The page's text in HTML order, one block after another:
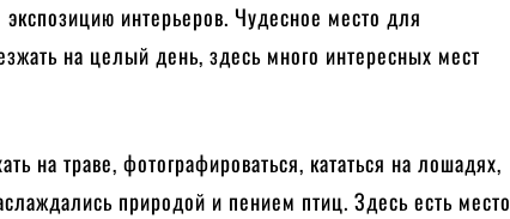
интерьеров. Чудесное место для
на целый день, здесь много интересных мест
на траве, фотографироваться, кататься на лошадях,
природой и пением птиц. Здесь есть место